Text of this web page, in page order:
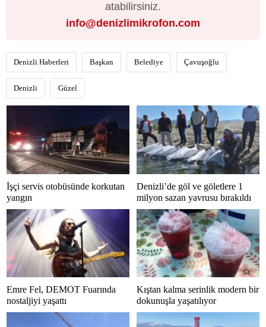
atabilirsiniz.
info@denizlimikrofon.com
Denizli Haberleri Başkan Belediye Çavuşoğlu
Denizli Güzel
İşçi servis otobüsünde korkutan
yangın
Denizli’de göl ve göletlere 1
milyon sazan yavrusu bırakıldı
Emre Fel, DEMOT Fuarında
nostaljiyi yaşattı
Kıştan kalma serinlik modern bir
dokunuşla yaşatılıyor